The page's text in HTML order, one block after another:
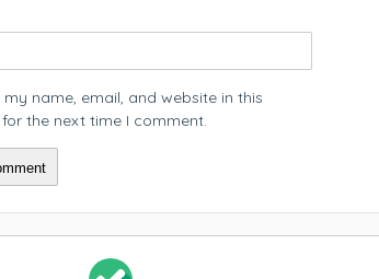
my name, email, and website in this
the next time I comment.